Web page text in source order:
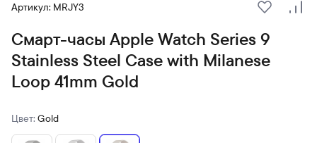
Артикул: MRJY3
В
Смарт-часы Apple Watch Series 9
Stainless Steel Case with Milanese
Loop 41mm Gold
Цвет: Gold